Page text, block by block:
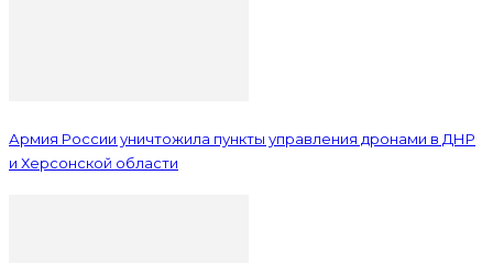
Армия России уничтожила пункты управления дронами в ДНР
и Херсонской области